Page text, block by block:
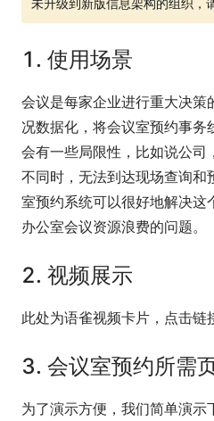
未升级到新版信息架构的组织，
1. 使用场景
会议是每家企业进行重大决策
况数据化，将会议室预约事务
会有一些局限性，比如说公司
不同时，无法到达现场查询和
室预约系统可以很好地解决这
办公室会议资源浪费的问题。
2. 视频展示
此处为语雀视频卡片，点击链
3. 会议室预约所需
为了演示方便，我们简单演示